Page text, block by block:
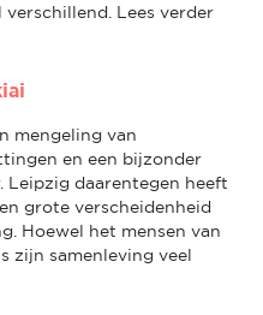
Lees verder
mengeling van
en een bijzonder
daarentegen heeft
grote verscheidenheid
Hoewel het mensen van
zijn samenleving veel